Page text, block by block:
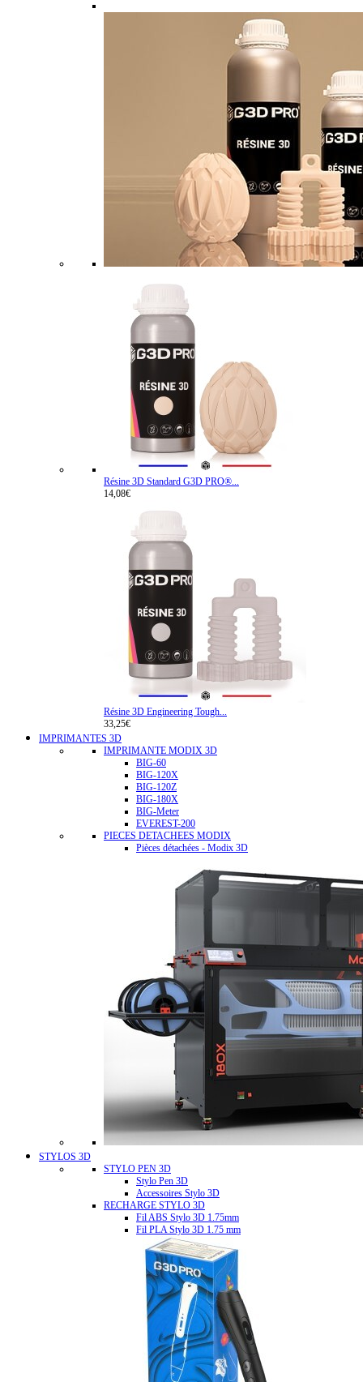
Résine 3D Standard G3D PRO®...
14,08€
Résine 3D Engineering Tough...
33,25€
IMPRIMANTES 3D
IMPRIMANTE MODIX 3D
BIG-60
BIG-120X
BIG-120Z
BIG-180X
BIG-Meter
EVEREST-200
PIECES DETACHEES MODIX
Pièces détachées - Modix 3D
STYLOS 3D
STYLO PEN 3D
Stylo Pen 3D
Accessoires Stylo 3D
RECHARGE STYLO 3D
Fil ABS Stylo 3D 1.75mm
Fil PLA Stylo 3D 1.75 mm